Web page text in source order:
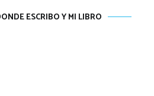
ESCRIBO Y MI LIBRO